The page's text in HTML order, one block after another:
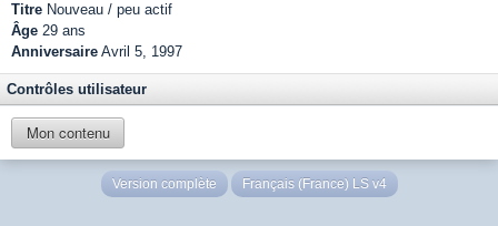
Titre Nouveau / peu actif
Âge 29 ans
Anniversaire Avril 5, 1997
Contrôles utilisateur
Mon contenu
Version complète Français (France) LS v4